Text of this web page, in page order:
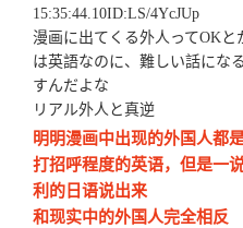
15:35:44.10ID:LS/4YcJUp
漫画に出てくる外人ってOK
は英語なのに、難しい話にな
すんだよな
リアル外人と真逆
明明漫画中出现的外国人都
打招呼程度的英语，但是一
利的日语说出来
和现实中的外国人完全相反